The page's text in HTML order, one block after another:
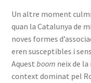
Un altre moment
quan la Catalunya de
noves formes
eren susceptibles i
Aquest boom neix de
context dominat pel